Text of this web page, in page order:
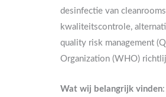
desinfectie van
kwaliteitscontrole,
quality risk management
Organization (WHO)
Wat wij belangrijk vinden